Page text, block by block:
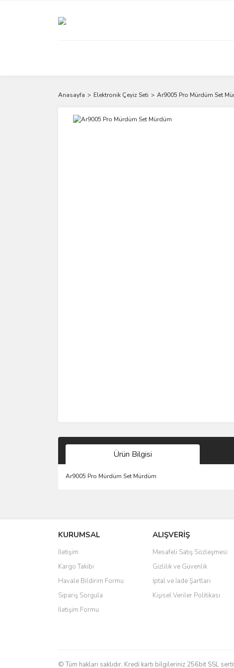
Anasayfa Elektronik Çeyiz Seti Ar9005 Pro Mürdüm Set
Ürün Bilgisi
Ar9005 Pro Mürdüm Set Mürdüm
Ürün resmi kalitesiz, bozuk veya görüntülenemiyor.
Ürün açıklamasında eksik bilgiler bulunuyor.
Ürün bilgilerinde hatalar bulunuyor.
Ürün fiyatı diğer sitelerden daha pahalı.
Bu ürüne benzer farklı alternatifler olmalı.
KURUMSAL
İletişim
Kargo Takibi
Havale Bildirim Formu
Sipariş Sorgula
İletişim Formu
ALIŞVERİŞ
Mesafeli Satış Sözleşmesi
Gizlilik ve Güvenlik
İptal ve İade Şartları
Kişisel Veriler Politikası
© Tüm hakları saklıdır. Kredi kartı bilgileriniz 256bit SSL